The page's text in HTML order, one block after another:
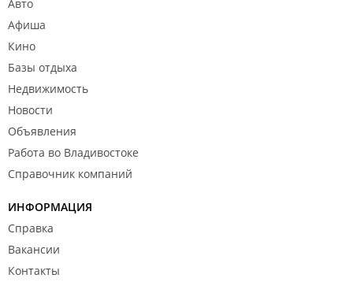
Авто
Афиша
Кино
Базы отдыха
Недвижимость
Новости
Объявления
Работа во Владивостоке
Справочник компаний
ИНФОРМАЦИЯ
Справка
Вакансии
Контакты